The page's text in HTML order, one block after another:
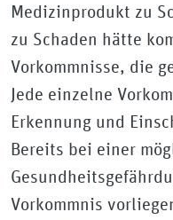
Medizinprodukt zu
zu Schaden hätte
Vorkommnisse, die
Jede einzelne
Erkennung und
Bereits bei einer
Vorkommnis